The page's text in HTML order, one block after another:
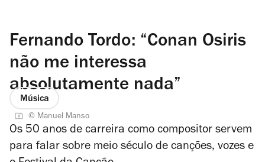
Fernando Tordo: “Conan Osiris
não me interessa
absolutamente nada”
Música
© Manuel Manso
Os 50 anos de carreira como compositor servem
para falar sobre meio século de canções, vozes e